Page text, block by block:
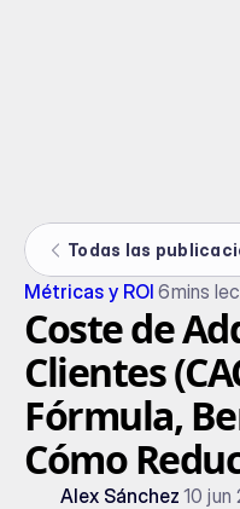
Todas las
Métricas y ROI 6mins
Coste de
Clientes
Fórmula,
Cómo
Alex Sánchez 10 jun